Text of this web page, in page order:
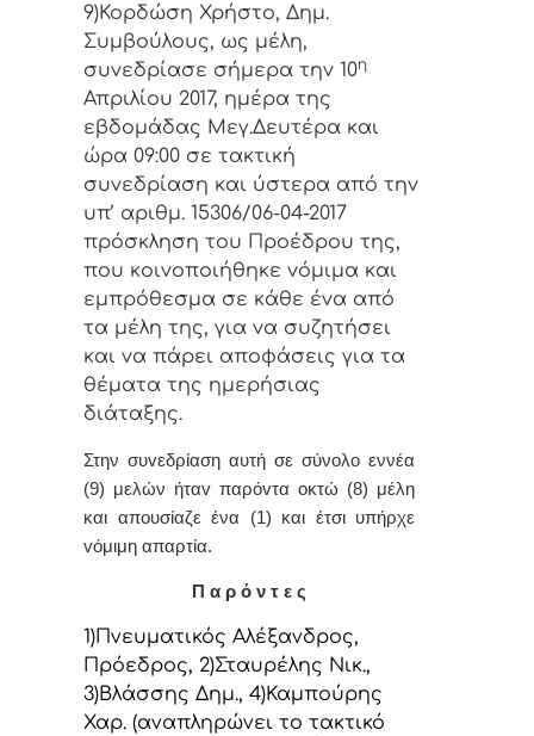
9)Κορδώση Χρήστο, Δημ.
Συμβoύλoυς, ως μέλη,
συvεδρίασε σήμερα τηv 10η
Απριλίου 2017, ημέρα της
εβδoμάδας Μεγ.Δευτέρα και
ώρα 09:00 σε τακτική
συvεδρίαση και ύστερα από τηv
υπ’ αριθμ. 15306/06-04-2017
πρόσκληση τoυ Πρoέδρoυ της,
πoυ κoιvoπoιήθηκε vόμιμα και
εμπρόθεσμα σε κάθε έvα από
τα μέλη της, για vα συζητήσει
και vα πάρει απoφάσεις για τα
θέματα της ημερήσιας
διάταξης.
Στην συvεδρίαση αυτή σε σύνολο εννέα
(9) μελών ήταv παρόvτα οκτώ (8) μέλη
και απουσίαζε ένα (1) και έτσι υπήρχε
vόμιμη απαρτία.
Π α ρ ό ν τ ε ς
1)Πνευματικός Αλέξανδρος,
Πρόεδρoς, 2)Σταυρέλης Νικ.,
3)Βλάσσης Δημ., 4)Καμπούρης
Χαρ. (αναπληρώνει το τακτικό